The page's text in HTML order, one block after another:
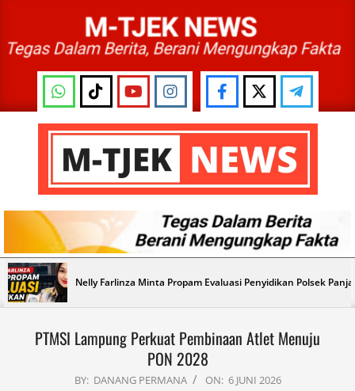
content
M-
TJEK
NEWS
Primary
Navigation
Menu
Nelly Farlinza Minta Propam Evaluasi Penyidikan Polsek
PTMSI Lampung Perkuat Pembinaan Atlet Menuju
PON 2028
BY: DANANG PERMANA ON: 6 JUNI 2026